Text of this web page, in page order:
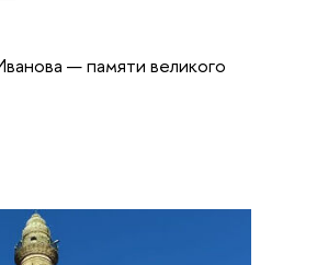
— памяти великого